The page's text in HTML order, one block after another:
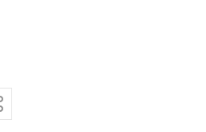
le lien